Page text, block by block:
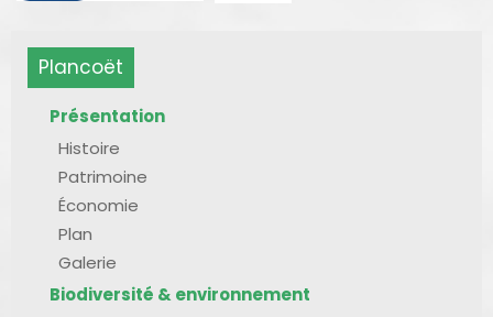
Plancoët
Présentation
Histoire
Patrimoine
Économie
Plan
Galerie
Biodiversité & environnement